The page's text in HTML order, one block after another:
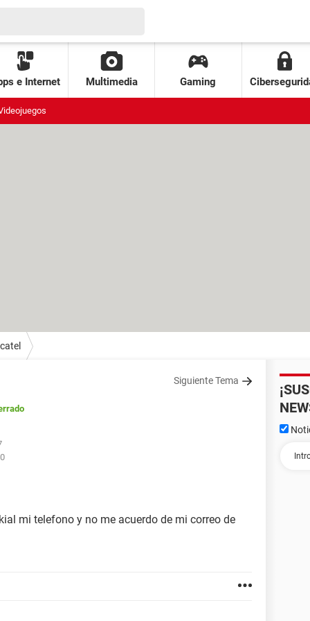
e Internet Multimedia Gaming
Siguiente Tema
mi telefono y no me acuerdo de mi correo de